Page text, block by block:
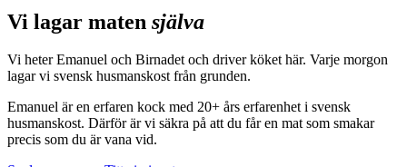
Vi lagar maten själva
Vi heter Emanuel och Birnadet och driver köket här. Varje morgon
lagar vi svensk husmanskost från grunden.
Emanuel är en erfaren kock med 20+ års erfarenhet i svensk
husmanskost. Därför är vi säkra på att du får en mat som smakar
precis som du är vana vid.